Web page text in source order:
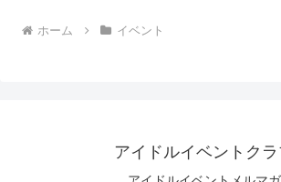
ホーム イベント
アイドルイベントクラ